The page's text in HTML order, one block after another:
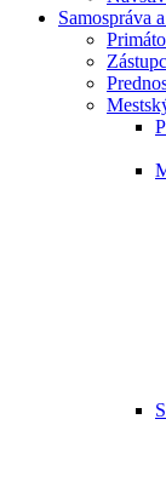
Samospráva